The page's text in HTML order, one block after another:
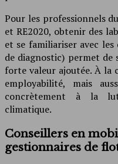
Pour les professionnels
et RE2020, obtenir des
et se familiariser avec
de diagnostic) permet de
forte valeur ajoutée. À la
employabilité, mais
concrètement à la
climatique.
Conseillers en
gestionnaires de